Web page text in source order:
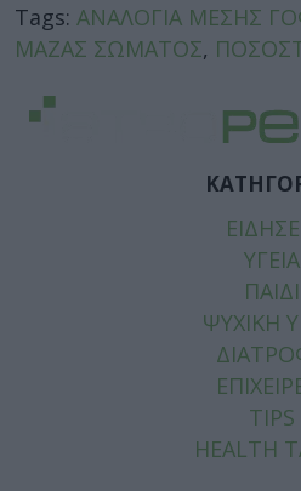
Tags: ΑΝΑΛΟΓΙΑ ΜΕΣΗΣ
ΜΑΖΑΣ ΣΩΜΑΤΟΣ,
ΥΓΕΙΑ
ΠΑΙΔΙ
ΨΥΧΙΚΗ
TIPS
HEALTH